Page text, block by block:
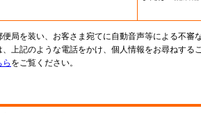
便局を装い、お客さま宛てに自動音声等による不審
、上記のような電話をかけ、個人情報をお尋ねする
ら をご覧ください。